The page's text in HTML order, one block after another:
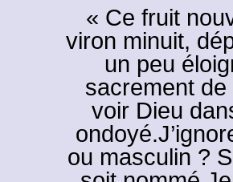
« Ce fruit
viron minuit,
un peu
sacrement
voir Dieu
ou masculin ?